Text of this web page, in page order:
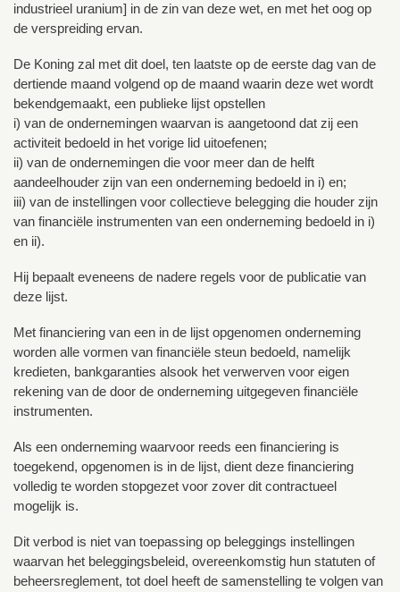
industrieel uranium] in de zin van deze wet, en met het oog op
de verspreiding ervan.
De Koning zal met dit doel, ten laatste op de eerste dag van de
dertiende maand volgend op de maand waarin deze wet wordt
bekendgemaakt, een publieke lijst opstellen
i) van de ondernemingen waarvan is aangetoond dat zij een
activiteit bedoeld in het vorige lid uitoefenen;
ii) van de ondernemingen die voor meer dan de helft
aandeelhouder zijn van een onderneming bedoeld in i) en;
iii) van de instellingen voor collectieve belegging die houder zijn
van financiële instrumenten van een onderneming bedoeld in i)
en ii).
Hij bepaalt eveneens de nadere regels voor de publicatie van
deze lijst.
Met financiering van een in de lijst opgenomen onderneming
worden alle vormen van financiële steun bedoeld, namelijk
kredieten, bankgaranties alsook het verwerven voor eigen
rekening van de door de onderneming uitgegeven financiële
instrumenten.
Als een onderneming waarvoor reeds een financiering is
toegekend, opgenomen is in de lijst, dient deze financiering
volledig te worden stopgezet voor zover dit contractueel
mogelijk is.
Dit verbod is niet van toepassing op beleggings instellingen
waarvan het beleggingsbeleid, overeenkomstig hun statuten of
beheersreglement, tot doel heeft de samenstelling te volgen van